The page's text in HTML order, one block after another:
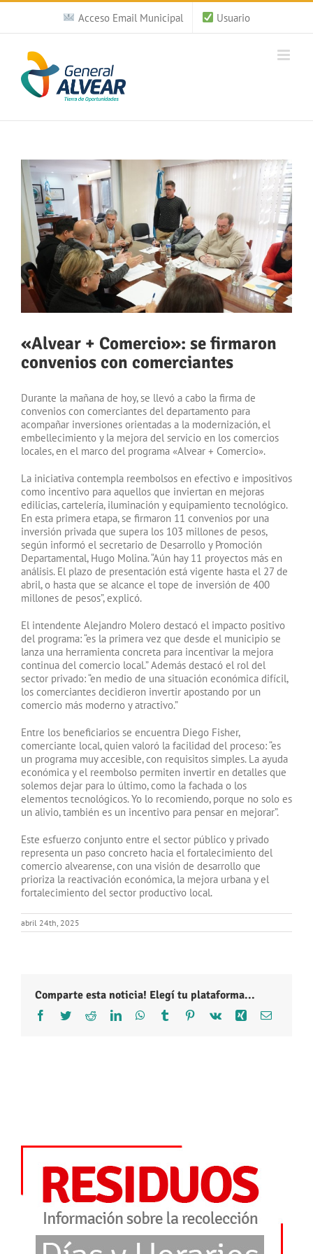
Saltar
contenido
Acceso Email Municipal Usuario
Ver
imagen
más
grande
«Alvear + Comercio»: se firmaron
convenios con comerciantes
Durante la mañana de hoy, se llevó a cabo la firma de
convenios con comerciantes del departamento para
acompañar inversiones orientadas a la modernización, el
embellecimiento y la mejora del servicio en los comercios
locales, en el marco del programa «Alvear + Comercio».
La iniciativa contempla reembolsos en efectivo e impositivos
como incentivo para aquellos que inviertan en mejoras
edilicias, cartelería, iluminación y equipamiento tecnológico.
En esta primera etapa, se firmaron 11 convenios por una
inversión privada que supera los 103 millones de pesos,
según informó el secretario de Desarrollo y Promoción
Departamental, Hugo Molina. “Aún hay 11 proyectos más en
análisis. El plazo de presentación está vigente hasta el 27 de
abril, o hasta que se alcance el tope de inversión de 400
millones de pesos”, explicó.
El intendente Alejandro Molero destacó el impacto positivo
del programa: “es la primera vez que desde el municipio se
lanza una herramienta concreta para incentivar la mejora
continua del comercio local.” Además destacó el rol del
sector privado: “en medio de una situación económica difícil,
los comerciantes decidieron invertir apostando por un
comercio más moderno y atractivo.”
Entre los beneficiarios se encuentra Diego Fisher,
comerciante local, quien valoró la facilidad del proceso: “es
un programa muy accesible, con requisitos simples. La ayuda
económica y el reembolso permiten invertir en detalles que
solemos dejar para lo último, como la fachada o los
elementos tecnológicos. Yo lo recomiendo, porque no solo es
un alivio, también es un incentivo para pensar en mejorar”.
Este esfuerzo conjunto entre el sector público y privado
representa un paso concreto hacia el fortalecimiento del
comercio alvearense, con una visión de desarrollo que
prioriza la reactivación económica, la mejora urbana y el
fortalecimiento del sector productivo local.
abril 24th, 2025
Comparte esta noticia! Elegí tu plataforma...
Facebook
TwitterRedditLinkedInWhatsApp
Tumblr Pinterest
Vk Xing Correo